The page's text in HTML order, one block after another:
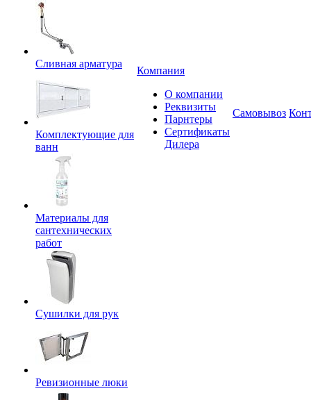
Сливная арматура
Комплектующие для
ванн
Материалы для
сантехнических
работ
Сушилки для рук
Ревизионные люки
Компания
О компании
Реквизиты
Парнтеры
Сертификаты
Дилера
Самовывоз